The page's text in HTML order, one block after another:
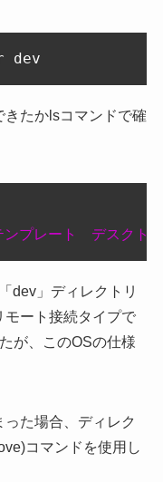
dev
きたかlsコマンドで確
プレート　デスクト
dev」ディレクトリ
ート接続タイプで
が、このOSの仕様
た場合、ディレク
コマンドを使用し